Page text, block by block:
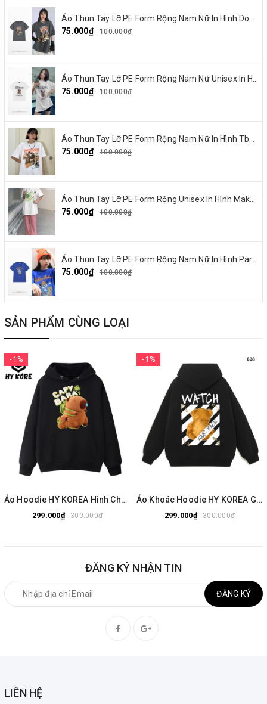
75.000₫
100.000₫
75.000₫
100.000₫
75.000₫
100.000₫
75.000₫
100.000₫
75.000₫
100.000₫
SẢN PHẨM CÙNG LOẠI
- 1%
Áo Hoodie HY KOREA Hình Chuột Lang Capybara 1650 Vải Nỉ Bông 350gsm
299.000₫ 300.000₫
- 1%
Áo Khoác Hoodie HY KOREA Gấu Watch 638 Ulzzang Unisex
299.000₫ 300.000₫
ĐĂNG KÝ NHẬN TIN
ĐĂNG KÝ
LIÊN HỆ